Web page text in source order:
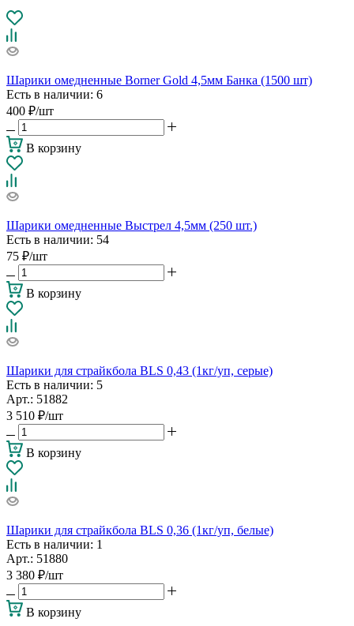
Шарики омедненные Borner Gold 4,5мм Банка (1500 шт)
Есть в наличии: 6
400 ₽/шт
В корзину
Шарики омедненные Выстрел 4,5мм (250 шт.)
Есть в наличии: 54
75 ₽/шт
В корзину
Шарики для страйкбола BLS 0,43 (1кг/уп, серые)
Есть в наличии: 5
Арт.: 51882
3 510 ₽/шт
В корзину
Шарики для страйкбола BLS 0,36 (1кг/уп, белые)
Есть в наличии: 1
Арт.: 51880
3 380 ₽/шт
В корзину